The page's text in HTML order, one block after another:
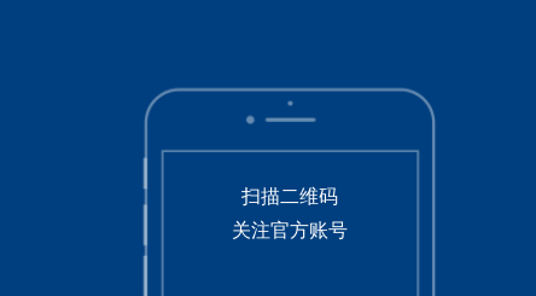
扫描二维码
关注官方账号